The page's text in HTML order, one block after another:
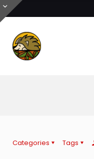
Categories Tags